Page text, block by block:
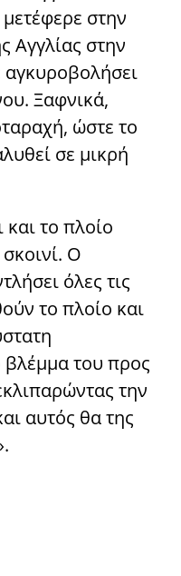
στην
Αγγλίας στην
αγκυροβολήσει
Ξαφνικά,
ώστε το
σε μικρή
το πλοίο
Ο
όλες τις
το πλοίο και
του προς
την
αυτός θα της